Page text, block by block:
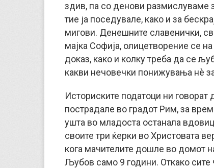
здив, па со денови размислуваме
тие ја поседувале, како и за
мигови. Денешните славенички,
мајка Софија, олицетворение се
доказ, како и колку треба да се
какви нечовечки понижувања нè
Историските податоци ни
пострадале во градот Рим, за
ушта во младоста останала
своите три ќерки во Христовата
кога мачителите дошле во домот
Љубов само 9 години. Откако